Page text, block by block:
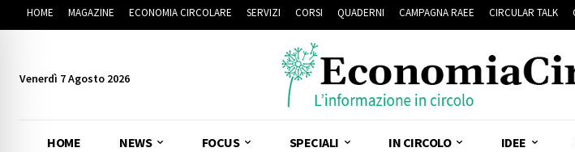
HOME MAGAZINE ECONOMIA CIRCOLARE SERVIZI CORSI QUADERNI CAMPAGNA RAEE CIRCULAR TALK
Venerdì 7 Agosto 2026
HOME NEWS FOCUS SPECIALI IN CIRCOLO IDEE